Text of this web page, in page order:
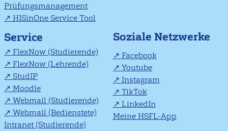
Prüfungsmanagement
HISinOne Service Tool
Service
FlexNow (Studierende)
FlexNow (Lehrende)
StudIP
Moodle
Webmail (Studierende)
Webmail (Bedienstete)
Intranet (Studierende)
Soziale Netzwerke
Facebook
Youtube
Instagram
TikTok
LinkedIn
Meine HSFL-App